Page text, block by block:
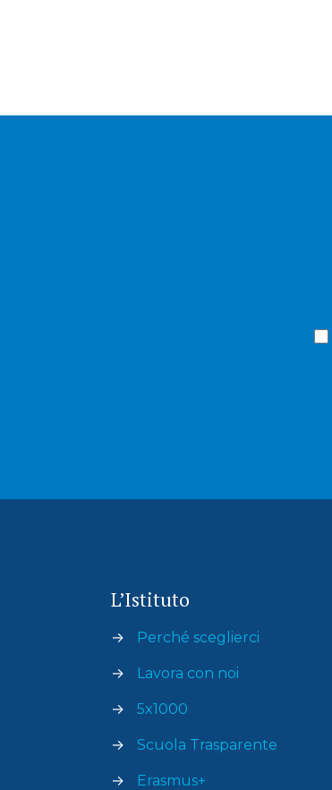
L’Istituto
→ Perché sceglierci
→ Lavora con noi
→ 5x1000
→ Scuola Trasparente
→ Erasmus+